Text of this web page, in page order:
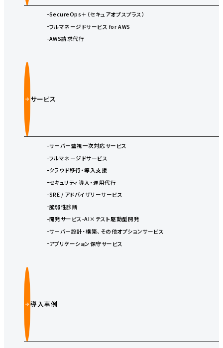
SecureOps＋（セキュアオプスプラス）
フルマネージドサービス for AWS
AWS請求代行
サービス
サーバー監視一次対応サービス
フルマネージドサービス
クラウド移行・導入支援
セキュリティ導入・運用代行
SRE / アドバイザリーサービス
脆弱性診断
開発サービス-AI×テスト駆動型開発
サーバー設計・構築、その他オプションサービス
アプリケーション保守サービス
導入事例